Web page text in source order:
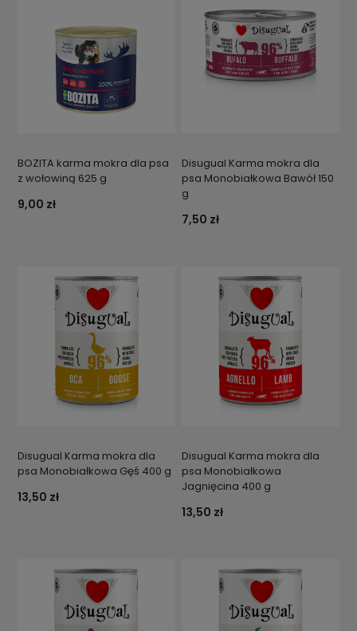
BOZITA karma mokra dla psa
z wołowiną 625 g
9,00 zł
Disugual Karma mokra dla
psa Monobiałkowa Bawół 150
g
7,50 zł
Disugual Karma mokra dla
psa Monobiałkowa Gęś 400 g
13,50 zł
Disugual Karma mokra dla
psa Monobiałkowa
Jagnięcina 400 g
13,50 zł